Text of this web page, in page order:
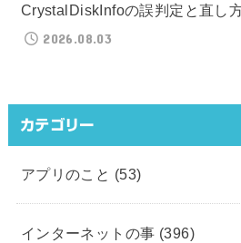
CrystalDiskInfoの誤判定と直し
2026.08.03
カテゴリー
アプリのこと (53)
インターネットの事 (396)